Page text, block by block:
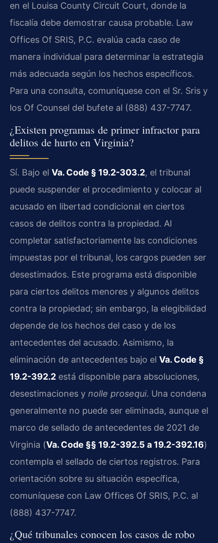
en el Louisa County Circuit Court, donde la
fiscalía debe demostrar causa probable. Law
Offices Of SRIS, P.C. evalúa cada caso de
manera individual para determinar la estrategia
más adecuada según los hechos específicos.
Para una consulta, comuníquese con el Sr. Sris y
los Of Counsel del bufete al (888) 437-7747.
¿Existen programas de primer infractor para
delitos de hurto en Virginia?
Sí. Bajo el Va. Code § 19.2-303.2, el tribunal
puede suspender el procedimiento y colocar al
acusado en libertad condicional en ciertos
casos de delitos contra la propiedad. Al
completar satisfactoriamente las condiciones
impuestas por el tribunal, los cargos pueden ser
desestimados. Este programa está disponible
para ciertos delitos menores y algunos delitos
contra la propiedad; sin embargo, la elegibilidad
depende de los hechos del caso y de los
antecedentes del acusado. Asimismo, la
eliminación de antecedentes bajo el Va. Code §
19.2-392.2 está disponible para absoluciones,
desestimaciones y nolle prosequi. Una condena
generalmente no puede ser eliminada, aunque el
marco de sellado de antecedentes de 2021 de
Virginia (Va. Code §§ 19.2-392.5 a 19.2-392.16)
contempla el sellado de ciertos registros. Para
orientación sobre su situación específica,
comuníquese con Law Offices Of SRIS, P.C. al
(888) 437-7747.
¿Qué tribunales conocen los casos de robo